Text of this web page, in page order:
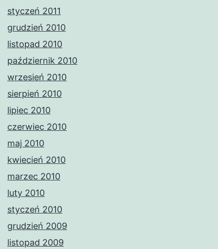
styczeń 2011
grudzień 2010
listopad 2010
październik 2010
wrzesień 2010
sierpień 2010
lipiec 2010
czerwiec 2010
maj 2010
kwiecień 2010
marzec 2010
luty 2010
styczeń 2010
grudzień 2009
listopad 2009